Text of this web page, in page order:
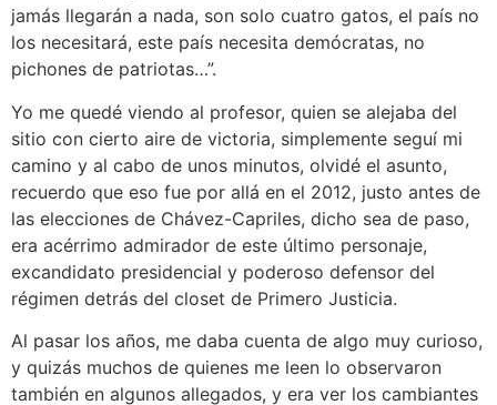
jamás llegarán a nada, son solo cuatro gatos, el país no
los necesitará, este país necesita demócratas, no
pichones de patriotas…”.
Yo me quedé viendo al profesor, quien se alejaba del
sitio con cierto aire de victoria, simplemente seguí mi
camino y al cabo de unos minutos, olvidé el asunto,
recuerdo que eso fue por allá en el 2012, justo antes de
las elecciones de Chávez-Capriles, dicho sea de paso,
era acérrimo admirador de este último personaje,
excandidato presidencial y poderoso defensor del
régimen detrás del closet de Primero Justicia.
Al pasar los años, me daba cuenta de algo muy curioso,
y quizás muchos de quienes me leen lo observaron
también en algunos allegados, y era ver los cambiantes